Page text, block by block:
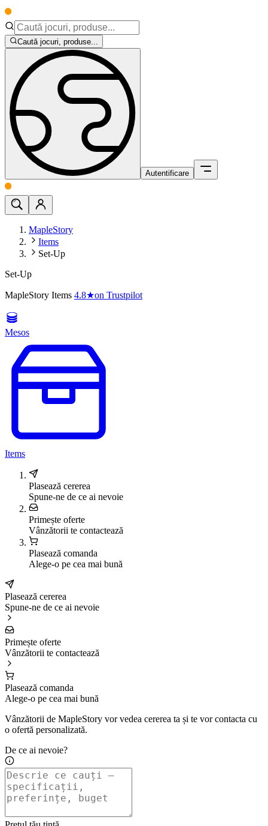
Caută jocuri, produse...
Autentificare
MapleStory
Items
Set-Up
Set-Up
MapleStory Items 4.8★on Trustpilot
Mesos
Items
Plasează cererea
Spune-ne de ce ai nevoie
Primește oferte
Vânzătorii te contactează
Plasează comanda
Alege-o pe cea mai bună
Plasează cererea
Spune-ne de ce ai nevoie
Primește oferte
Vânzătorii te contactează
Plasează comanda
Alege-o pe cea mai bună
Vânzătorii de MapleStory vor vedea cererea ta și te vor contacta cu
o ofertă personalizată.
De ce ai nevoie?